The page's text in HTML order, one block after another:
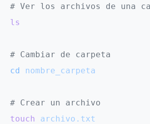
# Ver los archivos de una
ls
# Cambiar de carpeta
cd
nombre_carpeta
# Crear un archivo
touch
archivo.txt